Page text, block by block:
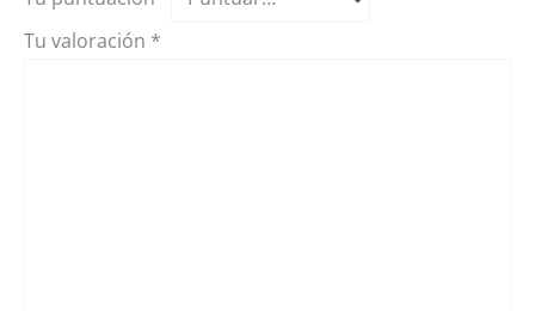
Tu valoración *